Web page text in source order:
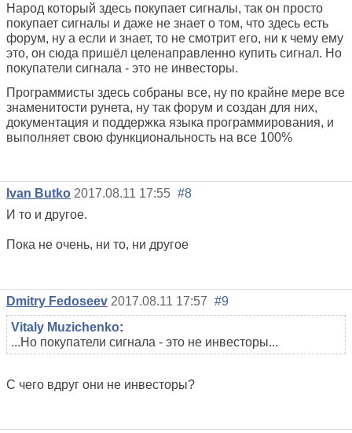
Народ который здесь покупает сигналы, так он просто
покупает сигналы и даже не знает о том, что здесь есть
форум, ну а если и знает, то не смотрит его, ни к чему ему
это, он сюда пришёл целенаправленно купить сигнал. Но
покупатели сигнала - это не инвесторы.
Программисты здесь собраны все, ну по крайне мере все
знаменитости рунета, ну так форум и создан для них,
документация и поддержка языка программирования, и
выполняет свою функциональность на все 100%
Ivan Butko 2017.08.11 17:55 #8
И то и другое.
Пока не очень, ни то, ни другое
Dmitry Fedoseev 2017.08.11 17:57 #9
Vitaly Muzichenko:
...Но покупатели сигнала - это не инвесторы...
С чего вдруг они не инвесторы?